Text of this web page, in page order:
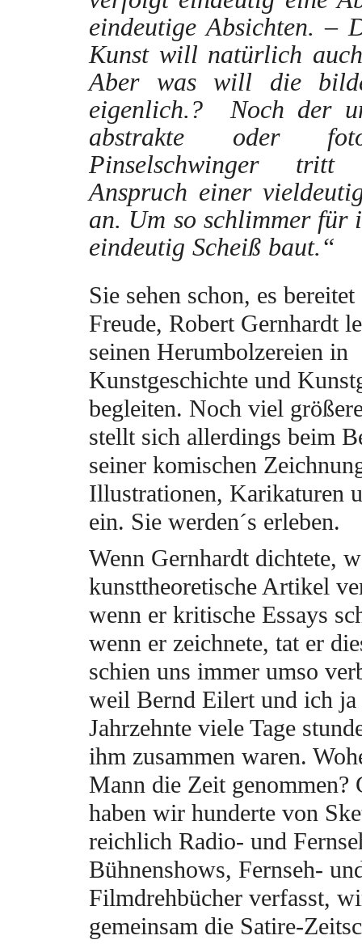
eindeutige Absichten. –
Kunst will natürlich
Aber was will die
eigenlich.? Noch der
abstrakte oder
Pinselschwinger
Anspruch einer
an. Um so schlimmer für
eindeutig Scheiß baut.“
Sie sehen schon, es
Freude, Robert Gernhardt
seinen Herumbolzereien in
Kunstgeschichte und
begleiten. Noch viel
stellt sich allerdings beim
seiner komischen
Illustrationen, Karikaturen
ein. Sie werden´s erleben.
Wenn Gernhardt dichtete,
kunsttheoretische Artikel
wenn er kritische Essays
wenn er zeichnete, tat er
schien uns immer umso
weil Bernd Eilert und ich ja
Jahrzehnte viele Tage
ihm zusammen waren.
Mann die Zeit genommen?
haben wir hunderte von
reichlich Radio- und
Bühnenshows, Fernseh-
Filmdrehbücher verfasst,
gemeinsam die Satire-